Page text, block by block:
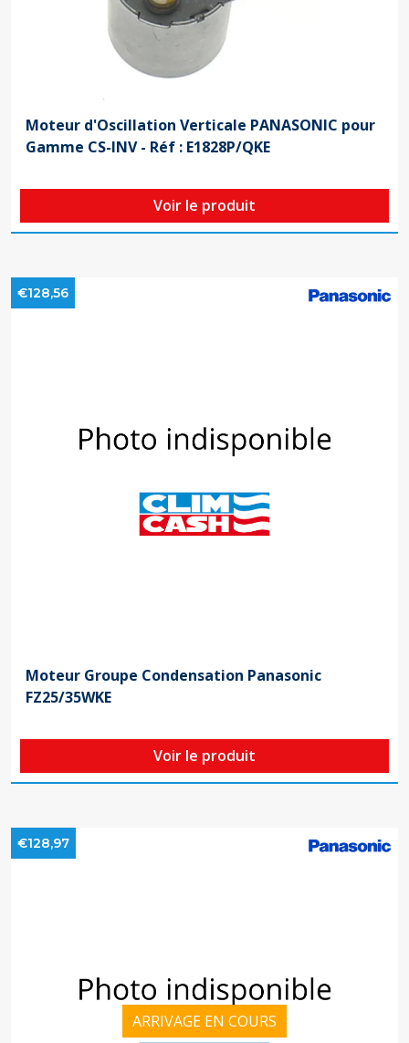
Moteur d'Oscillation Verticale PANASONIC pour
Gamme CS-INV - Réf : E1828P/QKE
Voir le produit
€128,56
Moteur Groupe Condensation Panasonic
FZ25/35WKE
Voir le produit
ARRIVAGE EN COURS
€128,97